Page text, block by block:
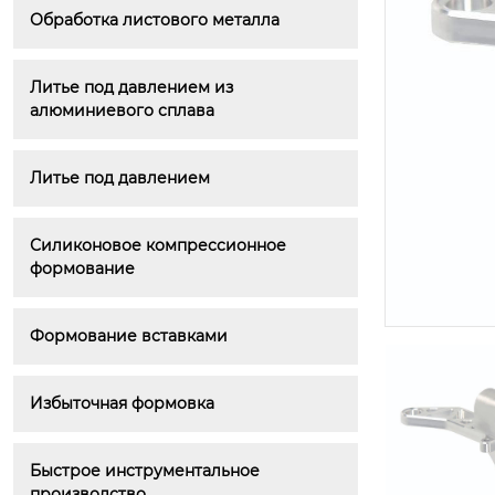
Обработка листового металла
Литье под давлением из
алюминиевого сплава
Литье под давлением
Силиконовое компрессионное
формование
Формование вставками
Избыточная формовка
Быстрое инструментальное
Промышленные фланцы
Торцевая крышка двигателя (ли